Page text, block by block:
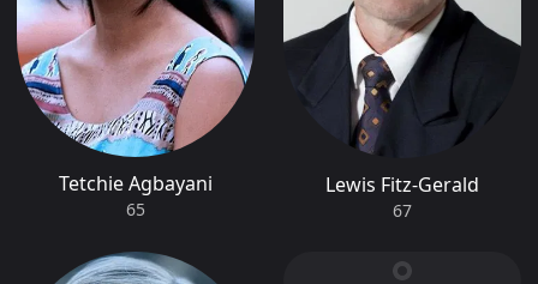
Tetchie Agbayani
65
Lewis Fitz-Gerald
67